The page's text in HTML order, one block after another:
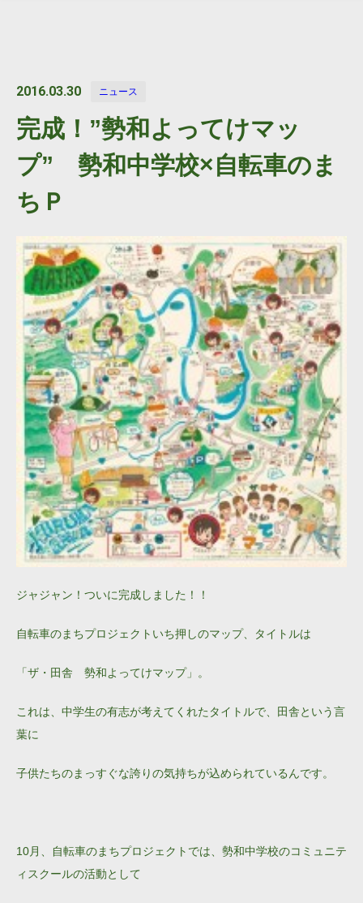
2016.03.30 ニュース
完成！”勢和よってけマッ
プ” 勢和中学校×自転車のま
ちＰ
ジャジャン！ついに完成しました！！
自転車のまちプロジェクトいち押しのマップ、タイトルは
「ザ・田舎 勢和よってけマップ」。
これは、中学生の有志が考えてくれたタイトルで、田舎という言
葉に
子供たちのまっすぐな誇りの気持ちが込められているんです。
10月、自転車のまちプロジェクトでは、勢和中学校のコミュニテ
ィスクールの活動として